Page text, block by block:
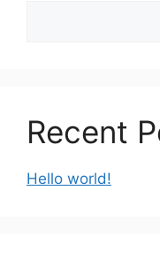
Recent
Hello world!